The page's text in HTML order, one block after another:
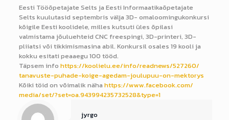
Eesti Tööõpetajate Selts ja Eesti Informaatikaõpetajate
Selts kuulutasid septembris välja 3D- omaloomingukonkursi
kõigile Eesti koolidele, milles kutsuti üles õpilasi
valmistama jõuluehteid CNC freespingi, 3D-printeri, 3D-
pliiatsi või tikkimismasina abil. Konkursil osales 19 kooli ja
kokku esitati peaaegu 100 tööd.
Täpsem infohttps://koolielu.ee/info/readnews/527260/
tanavuste-puhade-koige-agedam-joulupuu-on-mektorys
Kõiki töid on võimalik nähahttps://www.facebook.com/
media/set/?set=oa.943994235732528&type=1
jyrgo